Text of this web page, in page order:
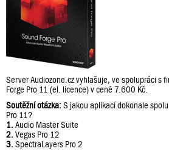
Server Audiozone.cz vyhlašuje, ve spolupráci s
Forge Pro 11 (el. licence) v ceně 7.600 Kč.
Soutěžní otázka:S jakou aplikací dokonale
Pro 11?
1.Audio Master Suite
2.Vegas Pro 12
3.SpectraLayers Pro 2